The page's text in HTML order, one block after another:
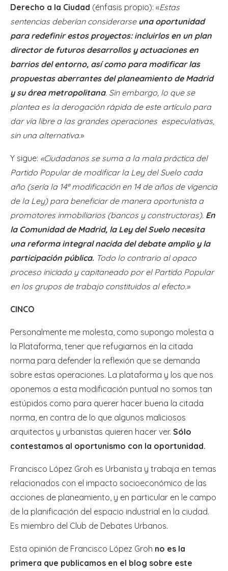
Derecho a la Ciudad (énfasis propio): «Estas
sentencias deberían considerarse una oportunidad
para redefinir estos proyectos: incluirlos en un plan
director de futuros desarrollos y actuaciones en
barrios del entorno, así como para modificar las
propuestas aberrantes del planeamiento de Madrid
y su área metropolitana. Sin embargo, lo que se
plantea es la derogación rápida de este artículo para
dar vía libre a las grandes operaciones especulativas,
sin una alternativa.»
Y sigue: «Ciudadanos se suma a la mala práctica del
Partido Popular de modificar la Ley del Suelo cada
año (sería la 14ª modificación en 14 de años de vigencia
de la Ley) para beneficiar de manera oportunista a
promotores inmobiliarios (bancos y constructoras). En
la Comunidad de Madrid, la Ley del Suelo necesita
una reforma integral nacida del debate amplio y la
participación pública. Todo lo contrario al opaco
proceso iniciado y capitaneado por el Partido Popular
en los grupos de trabajo constituidos al efecto.»
CINCO
Personalmente me molesta, como supongo molesta a
la Plataforma, tener que refugiarnos en la citada
norma para defender la reflexión que se demanda
sobre estas operaciones. La plataforma y los que nos
oponemos a esta modificación puntual no somos tan
estúpidos como para querer hacer buena la citada
norma, en contra de lo que algunos maliciosos
arquitectos y urbanistas quieren hacer ver. Sólo
contestamos al oportunismo con la oportunidad.
Francisco López Groh es Urbanista y trabaja en temas
relacionados con el impacto socioeconómico de las
acciones de planeamiento, y en particular en le campo
de la planificación del espacio industrial en la ciudad.
Es miembro del Club de Debates Urbanos.
Esta opinión de Francisco López Groh no es la
primera que publicamos en el blog sobre este